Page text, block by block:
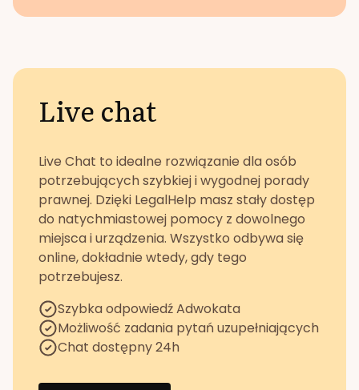
Live chat
Live Chat to idealne rozwiązanie dla osób
potrzebujących szybkiej i wygodnej porady
prawnej. Dzięki LegalHelp masz stały dostęp
do natychmiastowej pomocy z dowolnego
miejsca i urządzenia. Wszystko odbywa się
online, dokładnie wtedy, gdy tego
potrzebujesz.
Szybka odpowiedź Adwokata
Możliwość zadania pytań uzupełniających
Chat dostępny 24h